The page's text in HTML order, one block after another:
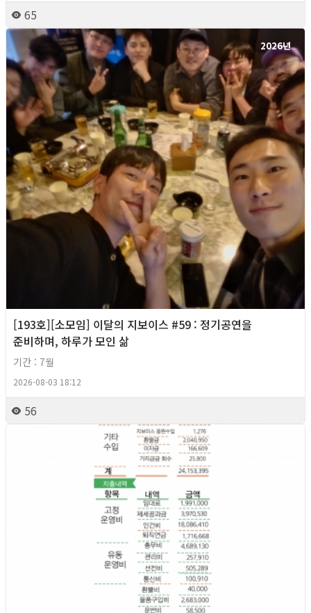
65
2026년
[193호][소모임] 이달의 지보이스 #59 : 정기공연을
준비하며, 하루가 모인 삶
기간 : 7월
2026-08-03 18:12
56